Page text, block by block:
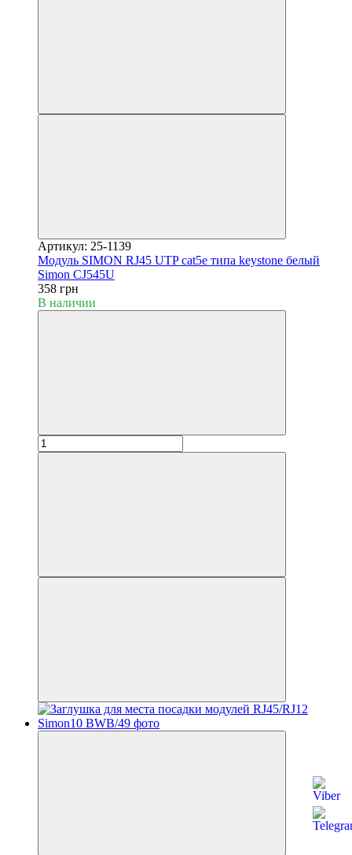
Артикул: 25-1139
Модуль SIMON RJ45 UTP cat5e типа keystone белый
Simon CJ545U
358 грн
В наличии